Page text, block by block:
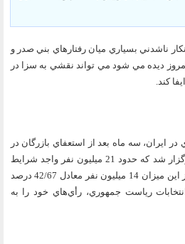
ناشدني بسياري ميان رفتارهاي بني صدر و
ديده مي شود مي تواند نقشي به سزا در
كند.
ايران، سه ماه بعد از استعفاي بازرگان در
پنجم بهمن ماه 1358 در حالي برگزار شد كه حدود 21 ميليون نفر واجد شرايط
شركت در اين انتخابات بودند و از اين ميزان 14 ميليون نفر معادل 42/67 درصد
رياست جمهوري، رأي‌هاي خود را به